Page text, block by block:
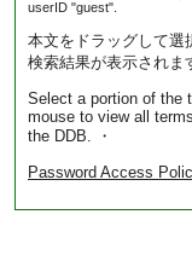
userID "guest".
本文をドラッグして選
検索結果が表示されま
Select a portion of the
mouse to view all
the DDB. ・
Password Access